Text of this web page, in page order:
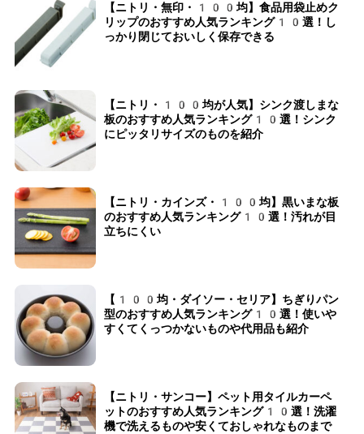
【ニトリ・無印・100均】食品用袋止めク
リップのおすすめ人気ランキング10選！し
っかり閉じておいしく保存できる
【ニトリ・100均が人気】シンク渡しまな
板のおすすめ人気ランキング10選！シンク
にピッタリサイズのものを紹介
【ニトリ・カインズ・100均】黒いまな板
のおすすめ人気ランキング10選！汚れが目
立ちにくい
【100均・ダイソー・セリア】ちぎりパン
型のおすすめ人気ランキング10選！使いや
すくてくっつかないものや代用品も紹介
【ニトリ・サンコー】ペット用タイルカーペ
ットのおすすめ人気ランキング10選！洗濯
機で洗えるものや安くておしゃれなものまで